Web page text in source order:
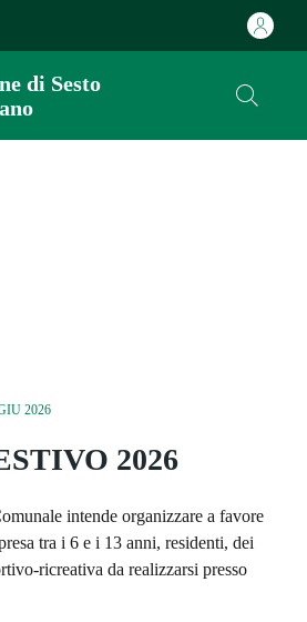
di Sesto
2026
2026
intende organizzare a favore
tra i 6 e i 13 anni, residenti, dei
ricreativa da realizzarsi presso